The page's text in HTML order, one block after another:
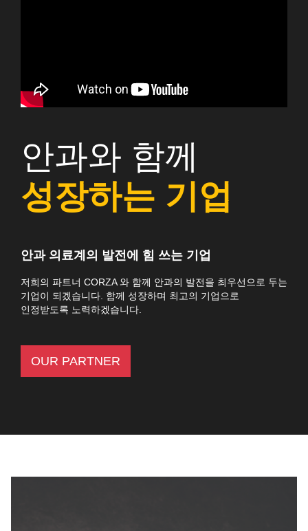
안과와 함께
성장하는 기업
안과 의료계의 발전에 힘 쓰는 기업
저희의 파트너 CORZA 와 함께 안과의 발전을 최우선으로 두는
기업이 되겠습니다. 함께 성장하며 최고의 기업으로
인정받도록 노력하겠습니다.
OUR PARTNER